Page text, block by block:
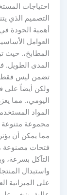
المستخدمين
الذي
الجودة في
الأساسية
حيث ترتبط
الطويل. فعند
ليس فقط
أيضاً على
مما يعزز
المستخدمة في
متنوعة من
يمكن أن يؤثر على
مصنوعة من
بسرعة،
المنتجات
الميزانية